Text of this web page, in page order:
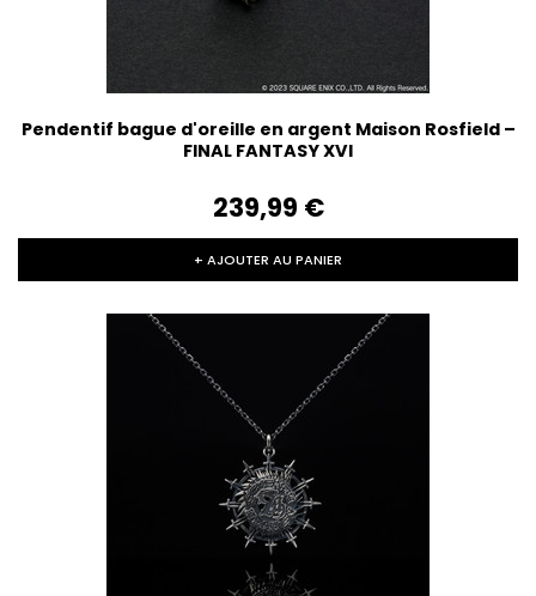
Pendentif bague d'oreille en argent Maison Rosfield –
FINAL FANTASY XVI
239,99‎ ‎€
+ AJOUTER AU PANIER